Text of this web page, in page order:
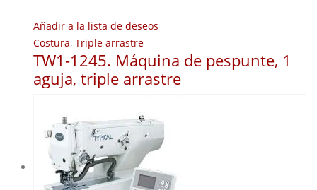
Añadir a la lista de deseos
Costura, Triple arrastre
TW1-1245. Máquina de pespunte, 1
aguja, triple arrastre